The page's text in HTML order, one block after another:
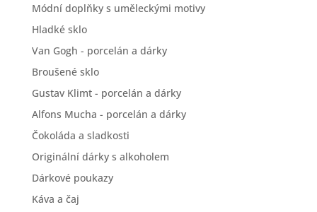
Módní doplňky s uměleckými motivy
Hladké sklo
Van Gogh - porcelán a dárky
Broušené sklo
Gustav Klimt - porcelán a dárky
Alfons Mucha - porcelán a dárky
Čokoláda a sladkosti
Originální dárky s alkoholem
Dárkové poukazy
Káva a čaj